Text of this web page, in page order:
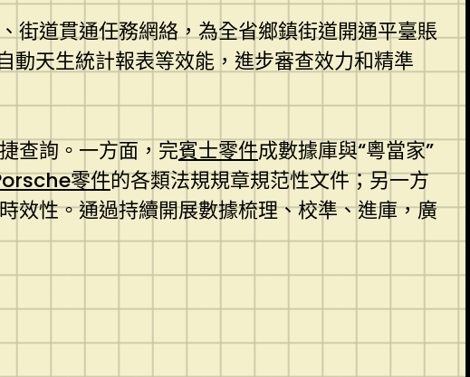
街道貫通任務網絡，為全省鄉鎮街道開通平臺賬
動天生統計報表等效能，進步審查效力和精準
查詢。一方面，完賓士零件成數據庫與“粵當家”
零件的各類法規規章規范性文件；另一方
效性。通過持續開展數據梳理、校準、進庫，廣